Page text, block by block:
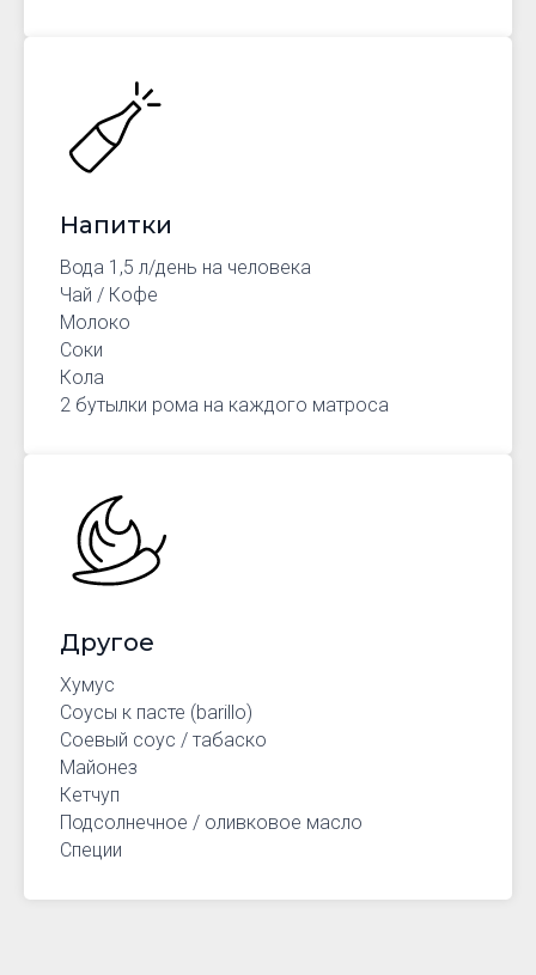
Напитки
Вода 1,5 л/день на человека
Чай / Кофе
Молоко
Соки
Кола
2 бутылки рома на каждого матроса
Другое
Хумус
Соусы к пасте (barillo)
Соевый соус / табаско
Майонез
Кетчуп
Подсолнечное / оливковое масло
Специи